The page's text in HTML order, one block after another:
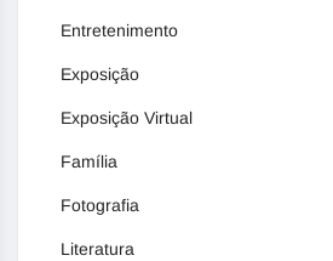
Entretenimento
Exposição
Exposição Virtual
Família
Fotografia
Literatura